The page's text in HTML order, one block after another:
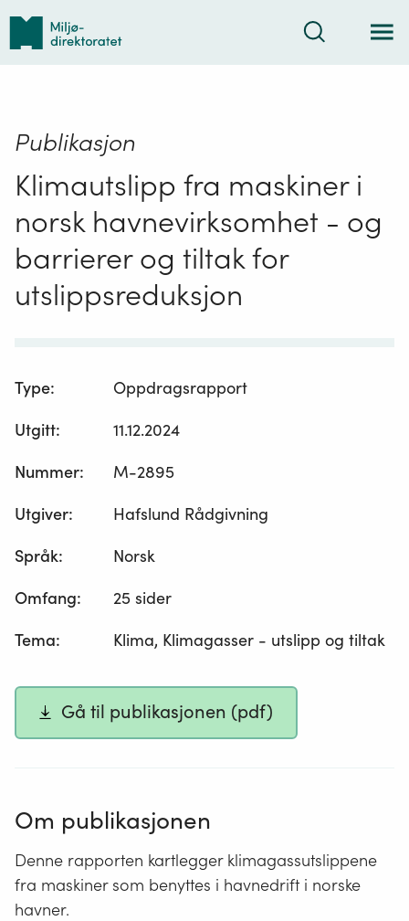
Tilbake
forsiden
Søk
Publikasjon
Klimautslipp fra maskiner i
norsk havnevirksomhet - og
barrierer og tiltak for
utslippsreduksjon
Type:
Oppdragsrapport
Utgitt:
11.12.2024
Nummer:
M-2895
Utgiver:
Hafslund Rådgivning
Språk:
Norsk
Omfang:
25 sider
Tema: Klima, Klimagasser - utslipp og tiltak
Gå til publikasjonen (pdf)
Om publikasjonen
Denne rapporten kartlegger klimagassutslippene
fra maskiner som benyttes i havnedrift i norske
havner.